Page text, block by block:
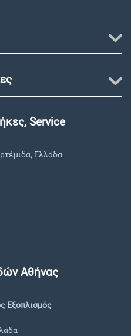
Service
Ελλάδα
Αθήνας
Εξοπλισμός